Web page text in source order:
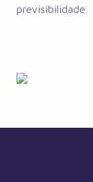
previsibilidade.